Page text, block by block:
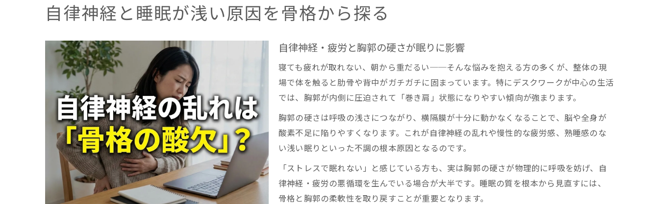
巻き肩の放置が引き起こす疲労悪化の実態
巻き肩が自律神経・疲労を強める要因解説
胸郭の圧迫がもたらす睡眠の質低下に注意
姿勢悪化で起きる自律神経・疲労の連鎖反応
現場で気づく自律神経と肋骨の深い関係性
肋骨の硬さが自律神経・疲労へ及ぼす影響
現場で多い自律神経・疲労の体感症状とは
睡眠が浅い方の共通点は胸郭の動きにあり
横隔膜の可動域が自律神経・疲労を左右する
自律神経・疲労に現れる肋骨まわりの特徴
自律神経と睡眠が浅い原因を骨格から探る
自律神経・疲労と胸郭の硬さが眠りに影響
寝ても疲れが取れない、朝から重だるい──そんな悩みを抱える方の多くが、整体の現
場で体を触ると肋骨や背中がガチガチに固まっています。特にデスクワークが中心の生活
では、胸郭が内側に圧迫されて「巻き肩」状態になりやすい傾向が強まります。
胸郭の硬さは呼吸の浅さにつながり、横隔膜が十分に動かなくなることで、脳や全身が
酸素不足に陥りやすくなります。これが自律神経の乱れや慢性的な疲労感、熟睡感のな
い浅い眠りといった不調の根本原因となるのです。
「ストレスで眠れない」と感じている方も、実は胸郭の硬さが物理的に呼吸を妨げ、自
律神経・疲労の悪循環を生んでいる場合が大半です。睡眠の質を根本から見直すには、
骨格と胸郭の柔軟性を取り戻すことが重要となります。